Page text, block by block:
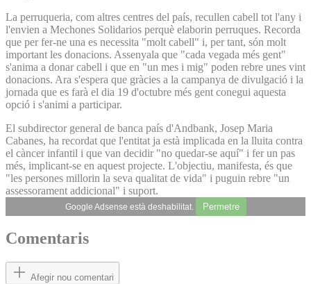
La perruqueria, com altres centres del país, recullen cabell tot l'any i
l'envien a Mechones Solidarios perquè elaborin perruques. Recorda
que per fer-ne una es necessita "molt cabell" i, per tant, són molt
important les donacions. Assenyala que "cada vegada més gent"
s'anima a donar cabell i que en "un mes i mig" poden rebre unes vint
donacions. Ara s'espera que gràcies a la campanya de divulgació i la
jornada que es farà el dia 19 d'octubre més gent conegui aquesta
opció i s'animi a participar.
El subdirector general de banca país d'Andbank, Josep Maria
Cabanes, ha recordat que l'entitat ja està implicada en la lluita contra
el càncer infantil i que van decidir "no quedar-se aquí" i fer un pas
més, implicant-se en aquest projecte. L'objectiu, manifesta, és que
"les persones millorin la seva qualitat de vida" i puguin rebre "un
assessorament addicional" i suport.
Google Adsense està deshabilitat. Permetre
Comentaris
Afegir nou comentari